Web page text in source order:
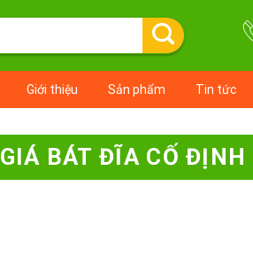
Giới thiệu Sản phẩm Tin tức
GIÁ BÁT ĐĨA CỐ ĐỊNH